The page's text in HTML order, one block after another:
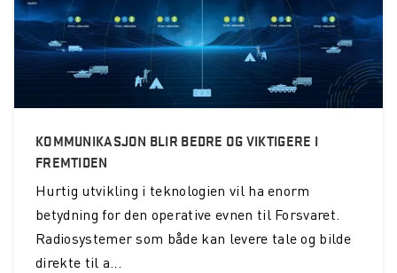
KOMMUNIKASJON BLIR BEDRE OG VIKTIGERE I
FREMTIDEN
Hurtig utvikling i teknologien vil ha enorm
betydning for den operative evnen til Forsvaret.
Radiosystemer som både kan levere tale og bilde
direkte til a...